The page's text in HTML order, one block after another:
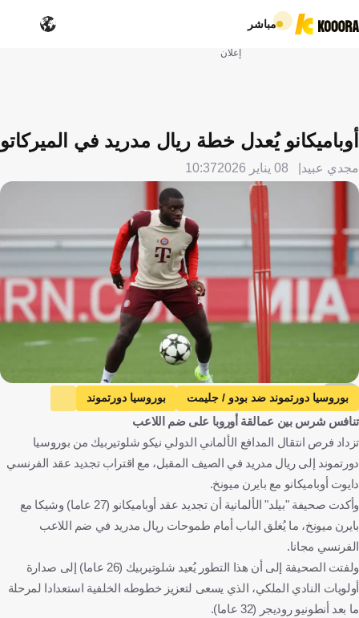
مباشر
إعلان
أوباميكانو يُعدل خطة ريال مدريد في الميركاتو
مجدي عبيد 08 يناير 2026 10:37
بوروسيا دورتموند ضد بودو / جليمت
بوروسيا دورتموند
دوري أبطال أوروبا
نيكو شلوتيربيك ريال مدريد
ألمانيا
إسبانيا كرة قدم
تنافس شرس بين عمالقة أوروبا على ضم اللاعب
تزداد فرص انتقال المدافع الألماني الدولي نيكو شلوتيربيك من بوروسيا
دورتموند إلى ريال مدريد في الصيف المقبل، مع اقتراب تجديد عقد الفرنسي
دايوت أوباميكانو مع بايرن ميونخ.
وأكدت صحيفة "بيلد" الألمانية أن تجديد عقد أوباميكانو (27 عاما) وشيكا مع
بايرن ميونخ، ما يُغلق الباب أمام طموحات ريال مدريد في ضم اللاعب
الفرنسي مجانا.
ولفتت الصحيفة إلى أن هذا التطور يُعيد شلوتيربيك (26 عاما) إلى صدارة
أولويات النادي الملكي، الذي يسعى لتعزيز خطوطه الخلفية استعدادا لمرحلة
ما بعد أنطونيو روديجر (32 عاما).